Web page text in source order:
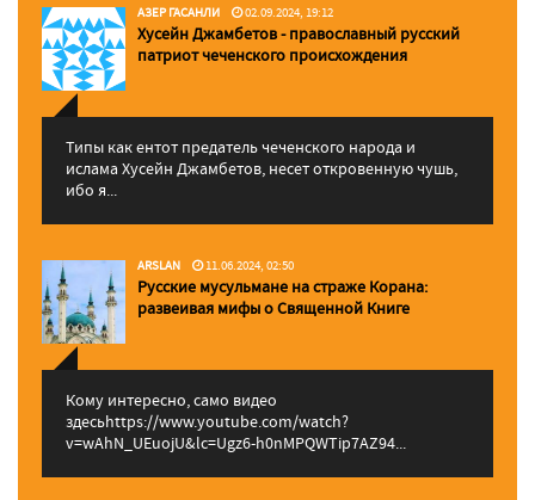
АЗЕР ГАСАНЛИ 02.09.2024, 19:12
Хусейн Джамбетов - православный русский
патриот чеченского происхождения
Типы как ентот предатель чеченского народа и
ислама Хусейн Джамбетов, несет откровенную чушь,
ибо я...
ARSLAN 11.06.2024, 02:50
Русские мусульмане на страже Корана:
pазвеивая мифы о Священной Книге
Кому интересно, само видео
здесьhttps://www.youtube.com/watch?
v=wAhN_UEuojU&lc=Ugz6-h0nMPQWTip7AZ94...